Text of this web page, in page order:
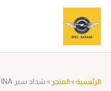
تخطي
المحتوى
الرئيسية» المتجر » شداد سير INA اوبل استرا J 1400 CC